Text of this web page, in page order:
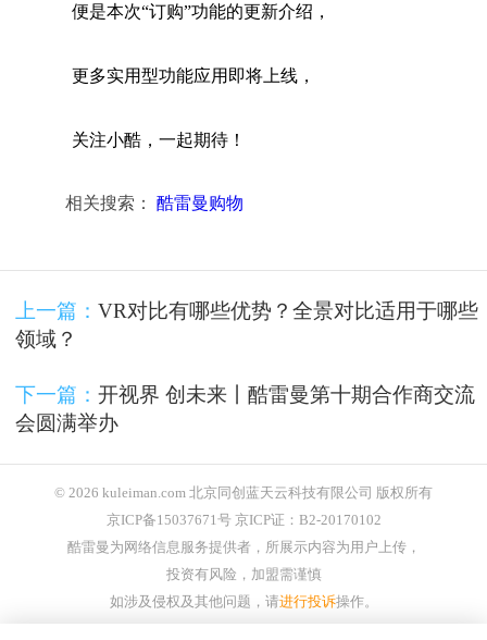
便是本次“订购”功能的更新介绍，
更多实用型功能应用即将上线，
关注小酷，一起期待！
相关搜索： 酷雷曼购物
上一篇： VR对比有哪些优势？全景对比适用于哪些
领域？
下一篇： 开视界 创未来丨酷雷曼第十期合作商交流
会圆满举办
© 2026 kuleiman.com 北京同创蓝天云科技有限公司 版权所有
京ICP备15037671号 京ICP证：B2-20170102
酷雷曼为网络信息服务提供者，所展示内容为用户上传，
投资有风险，加盟需谨慎
如涉及侵权及其他问题，请进行投诉操作。